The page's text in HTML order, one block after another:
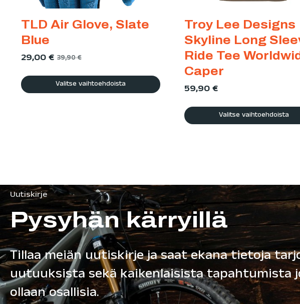
TLD Air Glove, Slate
Blue
29,00€ 39,90€
Valitse vaihtoehdoista
Troy Lee Designs
Skyline Long
Ride Tee
Caper
59,90€
Valitse vaihtoehdoista
Uutiskirje
Pysyhän kärryillä
Tillaa meiän uutiskirje ja saat ekana tietoja
uutuuksista sekä kaikenlaisista tapahtumista
ollaan osallisia.